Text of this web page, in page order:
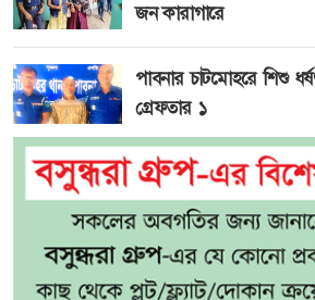
জন কারাগারে
পাবনার চাটমোহরে শিশু
গ্রেফতার ১